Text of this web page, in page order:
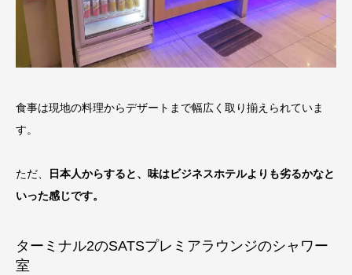
食事は現地の料理からデザートまで幅広く取り揃えられていま
す。
ただ、
日本人からすると、味はビジネスホテルよりも劣るかなと
いった感じです。
ターミナル2のSATSプレミアラウンジのシャワー
室